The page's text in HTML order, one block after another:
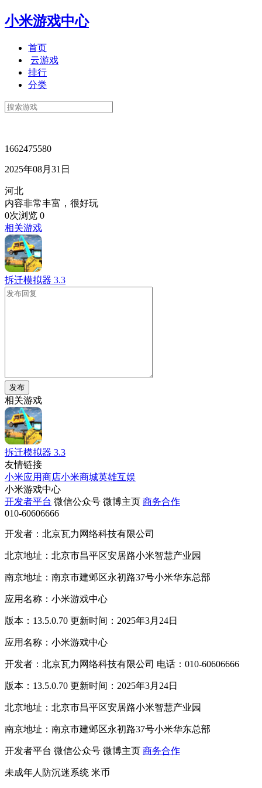
小米游戏中心
首页
云游戏
排行
分类
1662475580
2025年08月31日
河北
内容非常丰富，很好玩
0次浏览 0
相关游戏
拆迁模拟器 3.3
发布
相关游戏
拆迁模拟器 3.3
友情链接
小米应用商店小米商城英雄互娱
小米游戏中心
开发者平台 微信公众号 微博主页 商务合作
010-60606666
开发者：北京瓦力网络科技有限公司
北京地址：北京市昌平区安居路小米智慧产业园
南京地址：南京市建邺区永初路37号小米华东总部
应用名称：小米游戏中心
版本：13.5.0.70 更新时间：2025年3月24日
应用名称：小米游戏中心
开发者：北京瓦力网络科技有限公司 电话：010-60606666
版本：13.5.0.70 更新时间：2025年3月24日
北京地址：北京市昌平区安居路小米智慧产业园
南京地址：南京市建邺区永初路37号小米华东总部
开发者平台 微信公众号 微博主页 商务合作
未成年人防沉迷系统 米币